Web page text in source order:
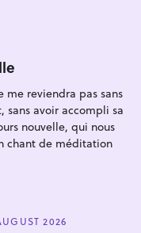
reviendra pas sans
avoir accompli sa
nouvelle, qui nous
chant de méditation
2026